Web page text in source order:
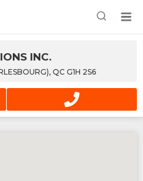
- Entreprise / Rabais /
INC.
QC G1H 2S6